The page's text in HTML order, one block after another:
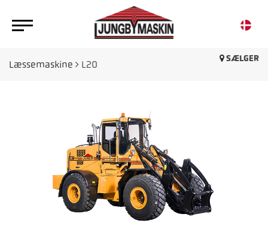
SÆLGER
Læssemaskine L20